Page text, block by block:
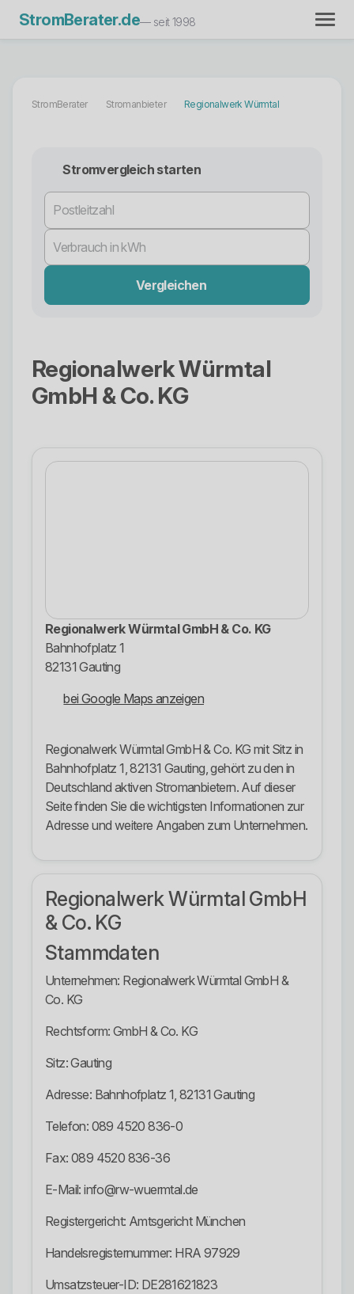
StromBerater.de— seit 1998
StromBerater Stromanbieter Regionalwerk Würmtal
Stromvergleich starten
Vergleichen
Regionalwerk Würmtal
GmbH & Co. KG
Regionalwerk Würmtal GmbH & Co. KG
Bahnhofplatz 1
82131 Gauting
bei Google Maps anzeigen
Regionalwerk Würmtal GmbH & Co. KG mit Sitz in
Bahnhofplatz 1, 82131 Gauting, gehört zu den in
Deutschland aktiven Stromanbietern. Auf dieser
Seite finden Sie die wichtigsten Informationen zur
Adresse und weitere Angaben zum Unternehmen.
Regionalwerk Würmtal GmbH
& Co. KG
Stammdaten
Unternehmen: Regionalwerk Würmtal GmbH &
Co. KG
Rechtsform: GmbH & Co. KG
Sitz: Gauting
Adresse: Bahnhofplatz 1, 82131 Gauting
Telefon: 089 4520 836-0
Fax: 089 4520 836-36
E-Mail: info@rw-wuermtal.de
Registergericht: Amtsgericht München
Handelsregisternummer: HRA 97929
Umsatzsteuer-ID: DE281621823